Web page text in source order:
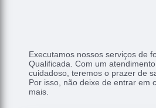
Executamos nossos serviços de
Qualificada. Com um
cuidadoso, teremos o prazer de
Por isso, não deixe de entrar em
mais.